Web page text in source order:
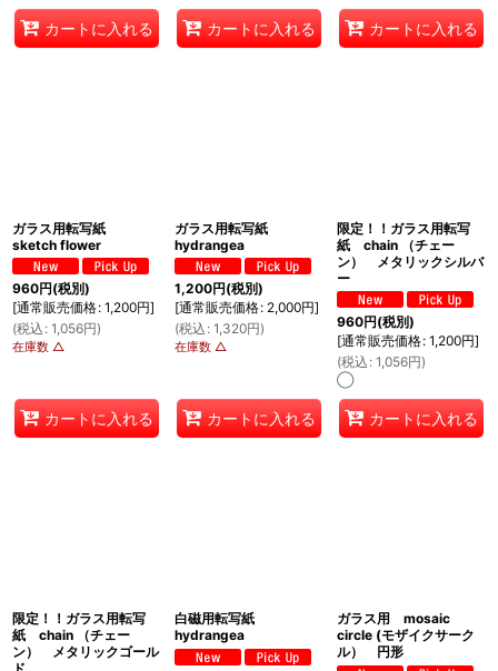
カートに入れる カートに入れる カートに入れる
ガラス用転写紙
sketch flower
960円(税別)
[通常販売価格: 1,200円]
(税込 : 1,056円)
在庫数 △
カートに入れる
ガラス用転写紙
hydrangea
1,200円(税別)
[通常販売価格: 2,000円]
(税込 : 1,320円)
在庫数 △
カートに入れる
限定！！ガラス用転写
紙 chain （チェー
ン） メタリックシルバ
ー
960円(税別)
[通常販売価格: 1,200円]
(税込 : 1,056円)
◯
カートに入れる
限定！！ガラス用転写
紙 chain （チェー
ン） メタリックゴール
白磁用転写紙
hydrangea
ガラス用 mosaic
circle (モザイクサーク
ル） 円形